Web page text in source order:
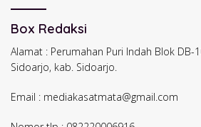
Box Redaksi
Alamat : Perumahan Puri Indah Blok DB-
Sidoarjo, kab. Sidoarjo.
Email : mediakasatmata@gmail.com